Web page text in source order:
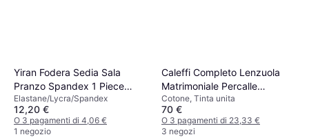
Yiran Fodera Sedia Sala
Pranzo Spandex 1 Piece
Copridivano
Elastane/Lycra/Spandex
12,20 €
O 3 pagamenti di 4,06 €
1 negozio
Caleffi Completo Lenzuola
Matrimoniale Percalle
Dreaming Lenzuolo Naturale
Cotone, Tinta unita
70 €
O 3 pagamenti di 23,33 €
3 negozi